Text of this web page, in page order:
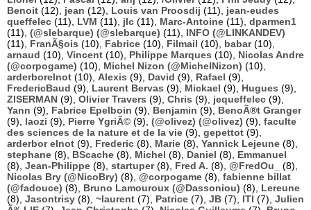
Benoit (12), jean (12), Louis van Proosdij (11), jean-eudes
queffelec (11), LVM (11), jlc (11), Marc-Antoine (11), dparmen1
(11), (@slebarque) (@slebarque) (11), INFO (@LINKANDEV)
(11), FranÃ§ois (10), Fabrice (10), Filmail (10), babar(10),
arnaud (10), Vincent (10), Philippe Marques (10), Nicolas Andre
(@corpogame) (10), Michel Nizon (@MichelNizon) (10),
arderborelnot (10), Alexis (9), David (9), Rafael (9),
FredericBaud (9), Laurent Bervas (9), Mickael (9), Hugues (9),
ZISERMAN (9), Olivier Travers (9), Chris (9), jequeffelec (9),
Yann (9), Fabrice Epelboin (9), Benjamin (9), BenoÃ®t Granger
(9), laozi (9), Pierre YgriÃ© (9), (@olivez) (@olivez) (9), faculte
des sciences de la nature et de la vie (9), gepettot (9),
arderbor elnot (9), Frederic (8), Marie (8), Yannick Lejeune (8),
stephane (8), BScache (8), Michel (8), Daniel (8), Emmanuel
(8), Jean-Philippe (8), startuper(8), Fred A. (8), @FredOu_
(8),
Nicolas Bry (@NicoBry) (8), @corpogame (8), fabienne billat
(@fadouce) (8), Bruno Lamouroux (@Dassoniou) (8), Lereune
(8), Jasontrisy (8), ~laurent (7), Patrice (7), JB (7), ITI (7), Julien